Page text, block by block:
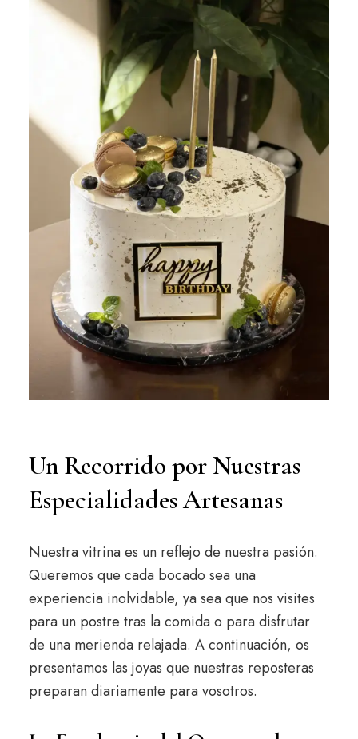
Un Recorrido por Nuestras
Especialidades Artesanas
Nuestra vitrina es un reflejo de nuestra pasión.
Queremos que cada bocado sea una
experiencia inolvidable, ya sea que nos visites
para un postre tras la comida o para disfrutar
de una merienda relajada. A continuación, os
presentamos las joyas que nuestras reposteras
preparan diariamente para vosotros.